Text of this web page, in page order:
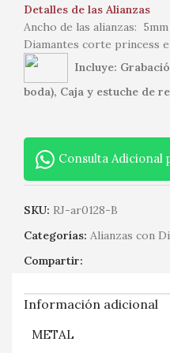
Detalles de las Alianzas
Ancho de las alianzas: 5mm
Diamantes corte princess
Incluye:
boda), Caja y estuche de
Consulta Adicional
SKU: RJ-ar0128-B
Categorías: Alianzas con
Compartir:
Información adicional
METAL